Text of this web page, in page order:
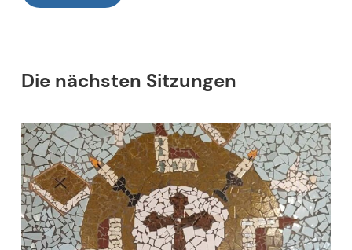
Die nächsten Sitzungen